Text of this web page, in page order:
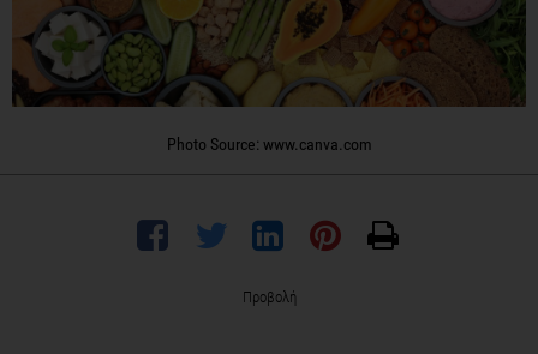
Photo Source: www.canva.com
Προβολή